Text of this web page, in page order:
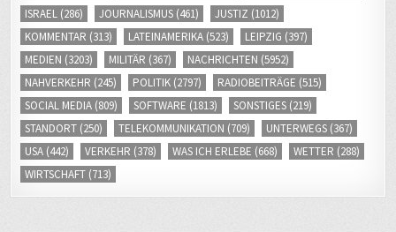
ISRAEL (286) JOURNALISMUS (461) JUSTIZ (1012)
KOMMENTAR (313) LATEINAMERIKA (523) LEIPZIG (397)
MEDIEN (3203) MILITÄR (367) NACHRICHTEN (5952)
NAHVERKEHR (245) POLITIK (2797) RADIOBEITRÄGE (515)
SOCIAL MEDIA (809) SOFTWARE (1813) SONSTIGES (219)
STANDORT (250) TELEKOMMUNIKATION (709) UNTERWEGS (367)
USA (442) VERKEHR (378) WAS ICH ERLEBE (668) WETTER (288)
WIRTSCHAFT (713)